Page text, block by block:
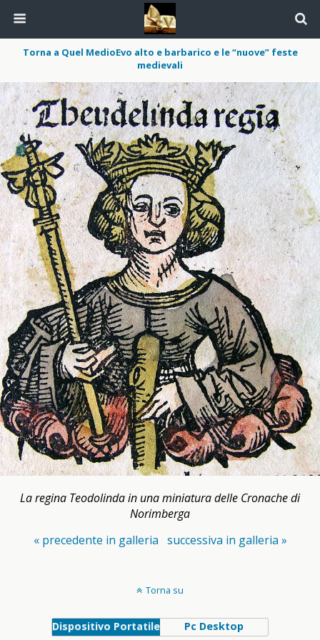
Torna a Quel MedioEvo alto e barbarico e le “nuove” feste
medievali
La regina Teodolinda in una miniatura delle Cronache di
Norimberga
« precedente in galleria successiva in galleria »
Torna su
Dispositivo Portatile Pc Desktop